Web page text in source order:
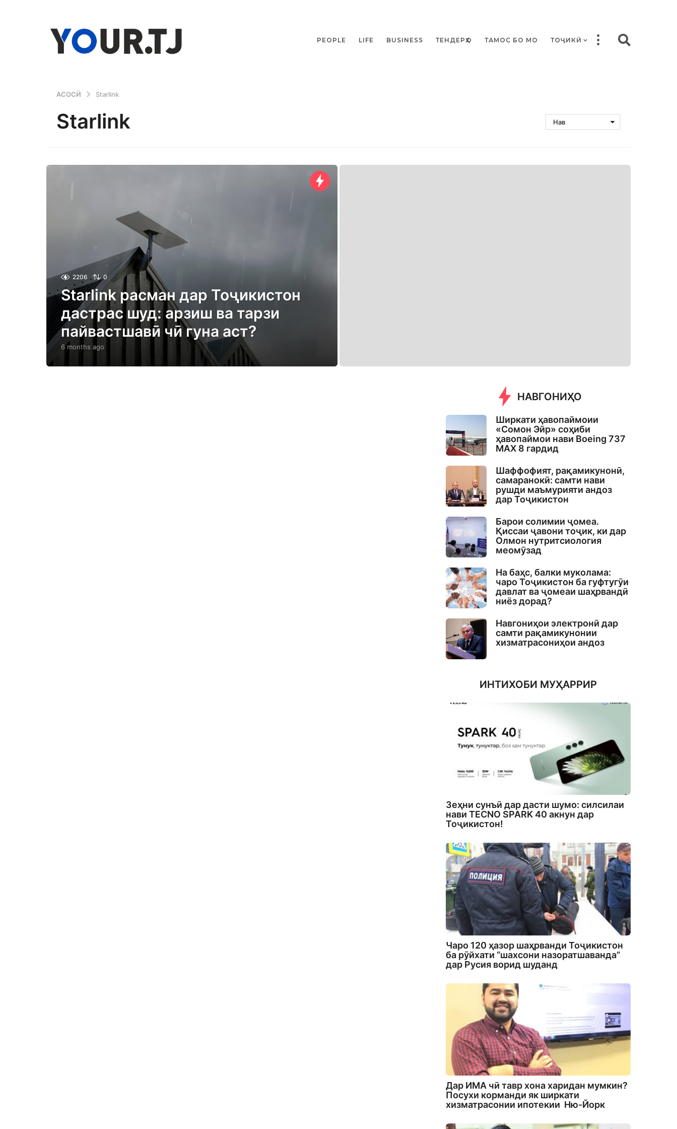
PEOPLE LIFE BUSINESS ТЕНДЕРҲО ТАМОС БО МО ТОҶИКӢ
АСОСӢ Starlink
Starlink Нав
2206 0
Starlink расман дар Тоҷикистон
дастрас шуд: арзиш ва тарзи
пайвастшавӣ чӣ гуна аст?
6 months ago
o
НАВГОНИҲО
Ширкати ҳавопаймоии
«Сомон Эйр» соҳиби
ҳавопаймои нави Boeing 737
MAX 8 гардид
Шаффофият, рақамикунонӣ,
самаранокӣ: самти нави
рушди маъмурияти андоз
дар Тоҷикистон
Барои солимии ҷомеа.
Қиссаи ҷавони тоҷик, ки дар
Олмон нутритсиология
меомӯзад
На баҳс, балки муколама:
чаро Тоҷикистон ба гуфтугӯи
давлат ва ҷомеаи шаҳрвандӣ
ниёз дорад?
Навгониҳои электронӣ дар
самти рақамикунонии
хизматрасониҳои андоз
ИНТИХОБИ МУҲАРРИР
Зеҳни сунъӣ дар дасти шумо: силсилаи
нави TECNO SPARK 40 акнун дар
Тоҷикистон!
Чаро 120 ҳазор шаҳрванди Тоҷикистон
ба рӯйхати “шахсони назоратшаванда”
дар Русия ворид шуданд
Дар ИМА чӣ тавр хона харидан мумкин?
Посухи корманди як ширкати
хизматрасонии ипотекии Ню-Йорк